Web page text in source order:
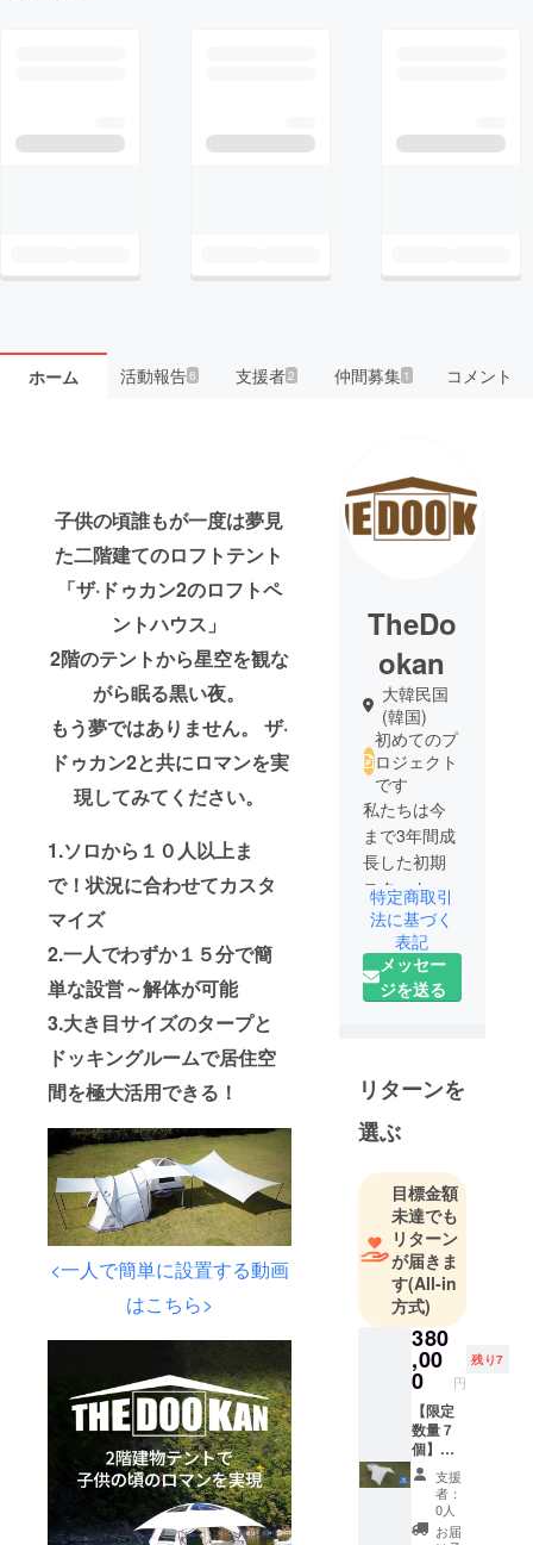
ホーム 活動報告6 支援者2 仲間募集 1 コメント
子供の頃誰もが一度は夢見
た二階建てのロフトテント
「ザ·ドゥカン2のロフトペ
ントハウス」
2階のテントから星空を観な
がら眠る黒い夜。
もう夢ではありません。
ザ·
ドゥカン2と共にロマンを実
現してみてください。
1.ソロから１０人以上ま
で！状況に合わせてカスタ
マイズ
2.一人でわずか１５分で簡
単な設営～解体が可能
3.大き目サイズのタープと
ドッキングルームで居住空
間を極大活用できる！
<一人で簡単に設置する動画
はこちら>
TheDo
okan
大韓民国
(韓国)
初めてのプ
ロジェクト
です
私たちは今
まで3年間成
長した初期
スタート
アップで
す。 過去 3
年間の数多
くの試行錯
使いやすく
安定した製
品を完成さ
せました。
今は皆さん
と一緒に世
界にユニー
クで価値の
ある製品を
披露する準
備ができて
います。 今
回のファン
ディングを
通じて皆さ
んの支援を
受けてより
特定商取引
法に基づく
表記
メッセー
ジを送る
リターンを
選ぶ
目標金額
未達でも
リターン
が届きま
す(All-in
方式)
380
,00
0 円
残り7
【限定
数量７
個】
【ホワ
イト
色】ザ·
ドゥカ
支援
者：
0人
お届